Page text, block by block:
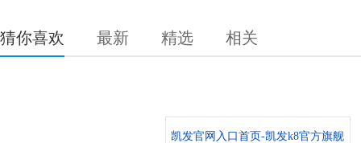
猜你喜欢 最新 精选 相关
凯发官网入口首页-凯发k8官方旗舰